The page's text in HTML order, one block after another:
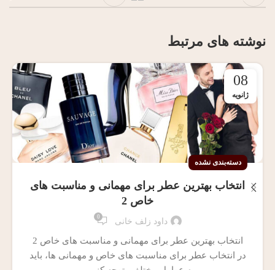
نوشته های مرتبط
08
ژانویه
دسته‌بندی نشده
انتخاب بهترین عطر برای مهمانی و مناسبت‌ های
خاص 2
داود زلف خانی 0
انتخاب بهترین عطر برای مهمانی و مناسبت‌ های خاص 2
در انتخاب عطر برای مناسبت‌ های خاص و مهمانی‌ ها، باید